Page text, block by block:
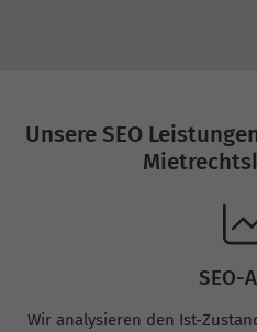
Unsere SEO
SEO-
Wir analysieren den Ist-